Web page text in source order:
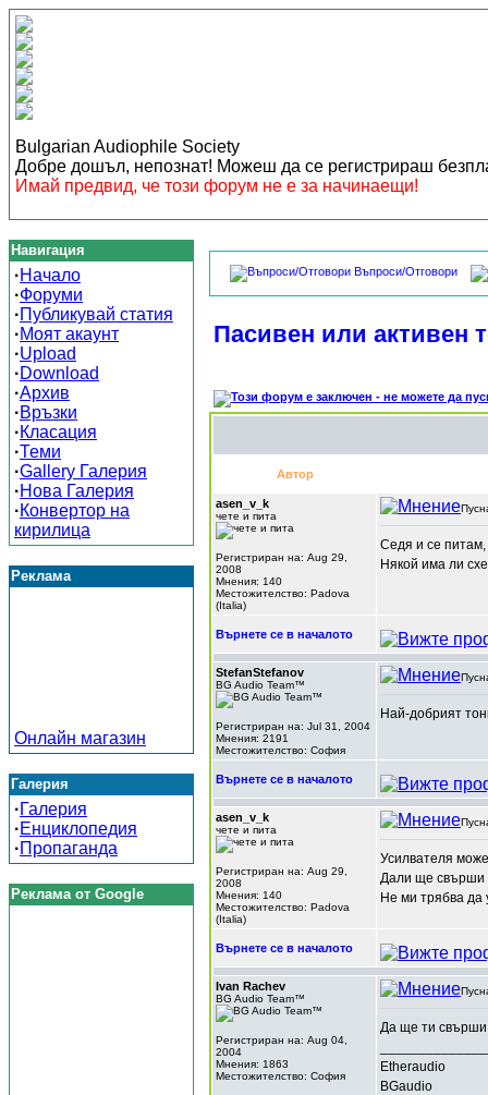
Bulgarian Audiophile Society
Добре дошъл, непознат! Можеш да се регистрираш
Имай предвид, че този форум не е за начинаещи!
Навигация
·Начало
·Форуми
·Публикувай статия
·Моят акаунт
·Upload
·Download
·Архив
·Връзки
·Класация
·Теми
·Gallery Галерия
·Нова Галерия
·Конвертор на
кирилица
Реклама
Онлайн магазин
Галерия
·Галерия
·Енциклопедия
·Пропаганда
Реклама от Google
Въпроси/Отговори
Пасивен или активен
Автор
asen_v_k
чете и пита
Регистриран на: Aug 29,
2008
Мнения: 140
Местожителство: Padova
(Italia)
Седя и се питам,
Някой има ли
Върнете се в началото
StefanStefanov
BG Audio Team™
Регистриран на: Jul 31, 2004
Мнения: 2191
Местожителство: София
Най-добрият
Върнете се в началото
asen_v_k
чете и пита
Регистриран на: Aug 29,
2008
Мнения: 140
Местожителство: Padova
(Italia)
Усилвателя
Дали ще свърши
Не ми трябва да
Върнете се в началото
Ivan Rachev
BG Audio Team™
Регистриран на: Aug 04,
2004
Мнения: 1863
Местожителство: София
Да ще ти свърши
Etheraudio
BGaudio